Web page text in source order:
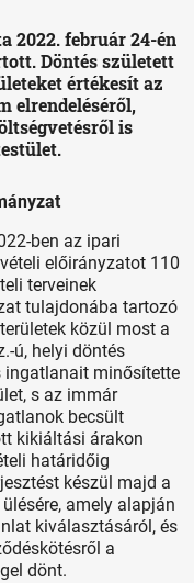
2022. február 24-én
Döntés született
értékesít az
elrendeléséről,
is
ben az ipari
előirányzatot 110
terveinek
tulajdonába tartozó
közül most a
ú, helyi döntés
ingatlanait minősítette
s az immár
becsült
kikiáltási árakon
határidőig
készül majd a
amely alapján
kiválasztásáról, és
a
dönt.